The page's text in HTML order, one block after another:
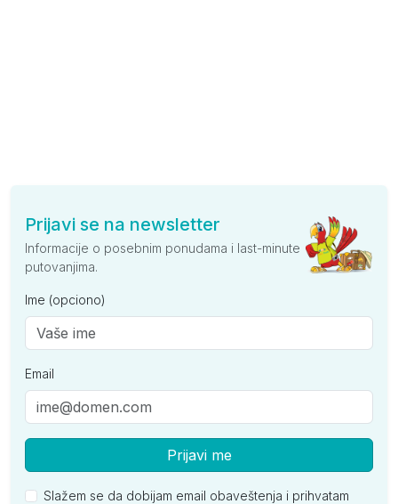
Prijavi se na newsletter
Informacije o posebnim ponudama i last-minute
putovanjima.
Ime (opciono)
Email
Prijavi me
Slažem se da dobijam email obaveštenja i prihvatam